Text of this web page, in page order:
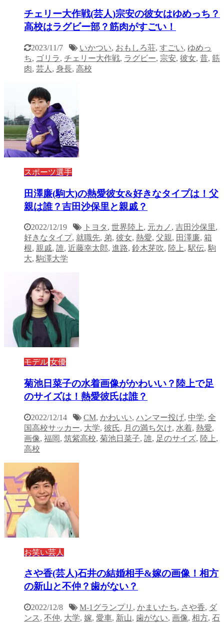
チェリー大作戦(芸人)宗安の彼女はゆめっち？
高校はラグビー部？筋肉がすごい！
2023/11/7 いかつい, おもしろ荘, すごい, ゆめっ
ち, ゴリラ, チェリー大作戦, ラグビー, 宗安, 彼女, 昔, 筋
肉, 芸人 , 身長, 高校
スポーツ選手
田澤廉(駒大)の熱愛彼女&好きなタイプは！父
親は誰？吉田沙保里と親戚？
2022/12/19 トヨタ , 世界陸上, 元カノ , 吉田沙保里,
好きなタイプ, 就職先, 弟, 彼女, 熱愛, 父親, 田澤廉, 箱
根, 親戚, 誰, 近藤幸太郎, 進路, 鈴木芽吹, 陸上, 駅伝, 駒
大, 駒澤大学
モデル 女優
菊池日菜子の水着画像がかわいい？陸上で足
のサイズは！熱愛彼氏は誰？
2022/12/14 CM, かわいい, ハンマー投げ, 中学, 全
国高校サッカー, 大学, 彼氏, 月の満ち欠け, 水着, 熱愛,
画像, 福岡, 筑紫高校, 菊池日菜子, 誰, 足のサイズ, 陸上,
高校
お笑い芸人
さや香(芸人)石井の結婚相手&嫁の画像！相方
の新山と不仲？歯がない？
2022/12/8 M-1グランプリ , かまいたち, さや香, ダ
ンス , 不仲, 大学, 嫁, 愛車, 新山, 歯がない, 画像, 相方, 石